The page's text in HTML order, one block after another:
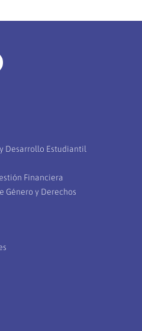
Desarrollo Estudiantil
Financiera
Género y Derechos